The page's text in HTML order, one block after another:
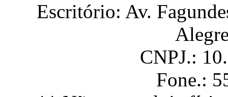
Escritório: Av.
CNPJ.:
Fone.: